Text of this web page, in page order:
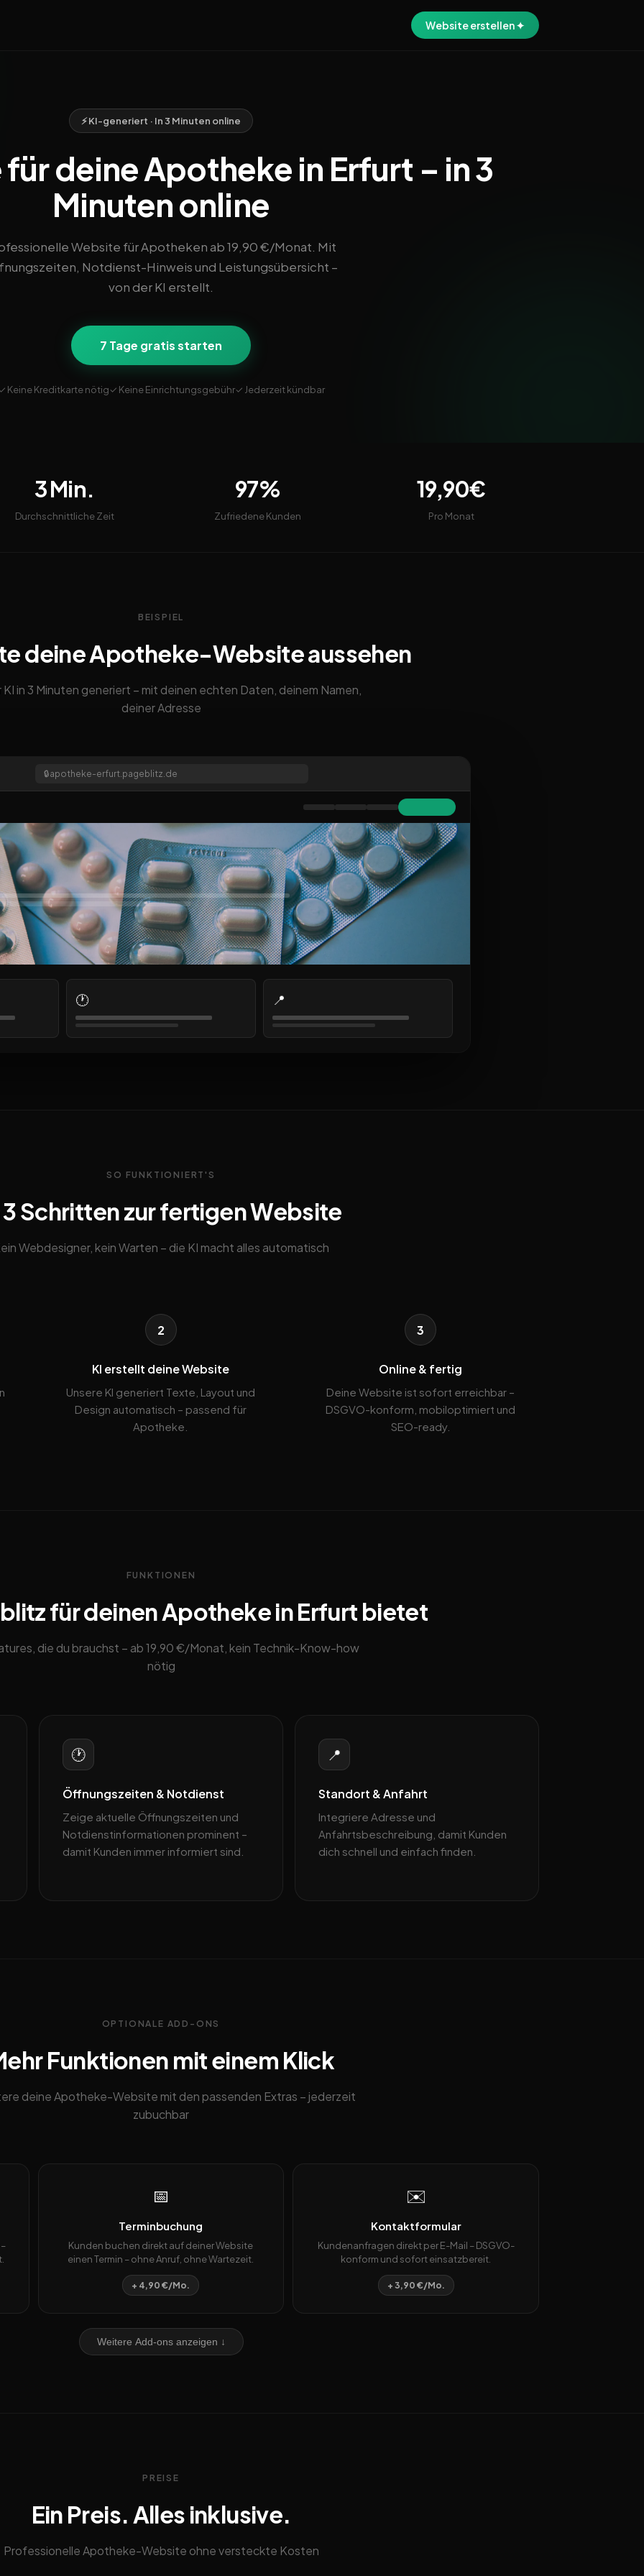
Website erstellen ✦
⚡ KI-generiert · In 3 Minuten online
deine Apotheke in Erfurt – in 3
Minuten online
Website für Apotheken ab 19,90 €/Monat. Mit
Notdienst-Hinweis und Leistungsübersicht –
von der KI erstellt.
7 Tage gratis starten
Keine Kreditkarte nötig✓ Keine Einrichtungsgebühr✓ Jederzeit kündbar
3 Min.
Durchschnittliche Zeit
97%
Zufriedene Kunden
19,90€
Pro Monat
BEISPIEL
deine Apotheke-Website aussehen
KI in 3 Minuten generiert – mit deinen echten Daten, deinem Namen,
deiner Adresse
🔒apotheke-erfurt.pageblitz.de
🕐 📍
SO FUNKTIONIERT'S
3 Schritten zur fertigen Website
Webdesigner, kein Warten – die KI macht alles automatisch
2
KI erstellt deine Website
Unsere KI generiert Texte, Layout und
Design automatisch – passend für
Apotheke.
3
Online & fertig
Deine Website ist sofort erreichbar –
DSGVO-konform, mobiloptimiert und
SEO-ready.
FUNKTIONEN
für deinen Apotheke in Erfurt bietet
die du brauchst – ab 19,90 €/Monat, kein Technik-Know-how
nötig
🕐
Öffnungszeiten & Notdienst
Zeige aktuelle Öffnungszeiten und
Notdienstinformationen prominent –
damit Kunden immer informiert sind.
📍
Standort & Anfahrt
Integriere Adresse und
Anfahrtsbeschreibung, damit Kunden
dich schnell und einfach finden.
OPTIONALE ADD-ONS
Funktionen mit einem Klick
deine Apotheke-Website mit den passenden Extras – jederzeit
zubuchbar
📅
Terminbuchung
Kunden buchen direkt auf deiner Website
einen Termin – ohne Anruf, ohne Wartezeit.
+ 4,90 €/Mo.
✉️
Kontaktformular
Kundenanfragen direkt per E-Mail – DSGVO-
konform und sofort einsatzbereit.
+ 3,90 €/Mo.
Weitere Add-ons anzeigen ↓
PREISE
Ein Preis. Alles inklusive.
Professionelle Apotheke-Website ohne versteckte Kosten